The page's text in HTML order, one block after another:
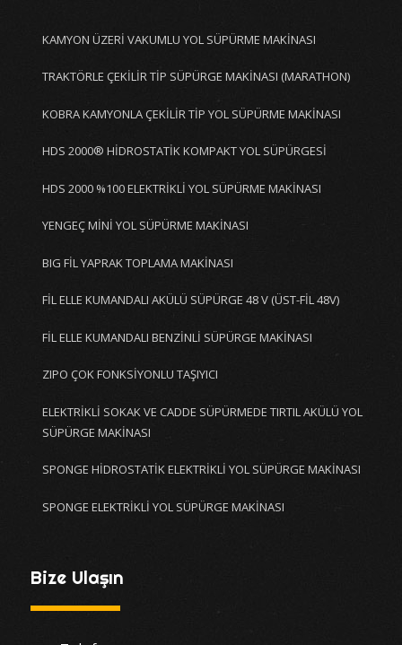
KAMYON ÜZERİ VAKUMLU YOL SÜPÜRME MAKİNASI
TRAKTÖRLE ÇEKİLİR TİP SÜPÜRGE MAKİNASI (MARATHON)
KOBRA KAMYONLA ÇEKİLİR TİP YOL SÜPÜRME MAKİNASI
HDS 2000® HİDROSTATİK KOMPAKT YOL SÜPÜRGESİ
HDS 2000 %100 ELEKTRİKLİ YOL SÜPÜRME MAKİNASI
YENGEÇ MİNİ YOL SÜPÜRME MAKİNASI
BIG FİL YAPRAK TOPLAMA MAKİNASI
FİL ELLE KUMANDALI AKÜLÜ SÜPÜRGE 48 V (ÜST-FİL 48V)
FİL ELLE KUMANDALI BENZİNLİ SÜPÜRGE MAKİNASI
ZIPO ÇOK FONKSİYONLU TAŞIYICI
ELEKTRİKLİ SOKAK VE CADDE SÜPÜRMEDE TIRTIL AKÜLÜ YOL
SÜPÜRGE MAKİNASI
SPONGE HİDROSTATİK ELEKTRİKLİ YOL SÜPÜRGE MAKİNASI
SPONGE ELEKTRİKLİ YOL SÜPÜRGE MAKİNASI
Bize Ulaşın